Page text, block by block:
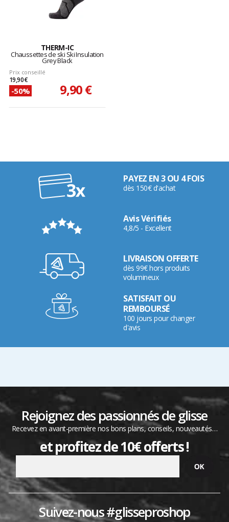
THERM-IC
Chaussettes de ski Ski Insulation
Grey Black
Prix conseillé
19,90 €
-50% 9,90 €
PAYEZ EN 3 OU 4 FOIS
dès 150€ d'achat
Avis Vérifiés
4,8/5 - Excellent
LIVRAISON OFFERTE
dès 99€ hors produits
volumineux
SATISFAIT OU
REMBOURSÉ
100 jours pour changer
d'avis
Rejoignez des passionnés de glisse
Recevez en avant-première nos bons plans, conseils, nouveautés…
et profitez de 10€ offerts !
Suivez-nous #glisseproshop